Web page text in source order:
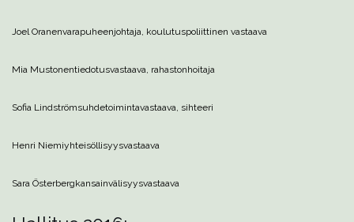
Joel Oranenvarapuheenjohtaja, koulutuspoliittinen vastaava
Mia Mustonentiedotusvastaava, rahastonhoitaja
Sofia Lindströmsuhdetoimintavastaava, sihteeri
Henri Niemiyhteisöllisyysvastaava
Sara Österbergkansainvälisyysvastaava